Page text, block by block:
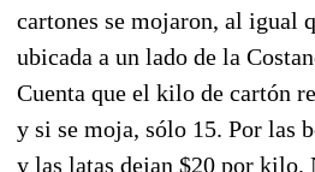
cartones se mojaron, al igual
ubicada a un lado de la
Cuenta que el kilo de cartón
y si se moja, sólo 15. Por las
y las latas dejan $20 por kilo.